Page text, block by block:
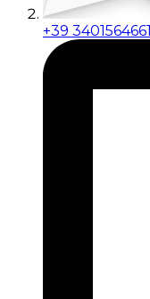
+39 3401564661